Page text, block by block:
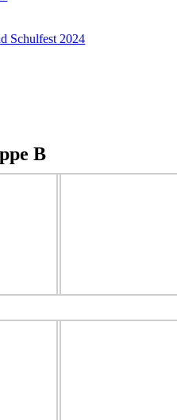
Schulfest 2024
B